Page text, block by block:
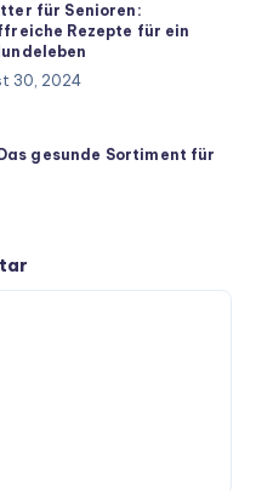
für Senioren:
Rezepte für ein
30, 2024
gesunde Sortiment für